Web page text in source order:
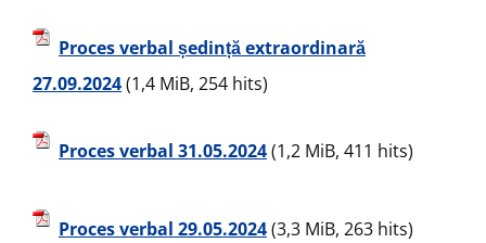
Proces verbal ședință extraordinară
27.09.2024(1,4 MiB, 254 hits)
Proces verbal 31.05.2024(1,2 MiB, 411 hits)
Proces verbal 29.05.2024(3,3 MiB, 263 hits)